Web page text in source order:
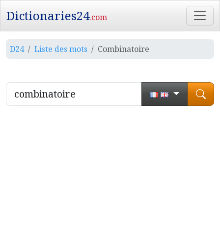
Dictionaries24.com
D24 Liste des mots Combinatoire